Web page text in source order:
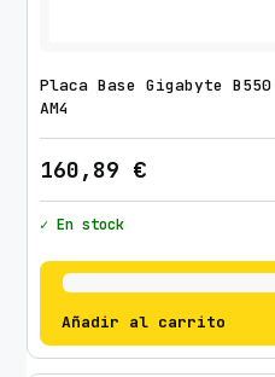
Placa Base Gigabyte B550
AM4
160,89 €
✓ En stock
Añadir al carrito